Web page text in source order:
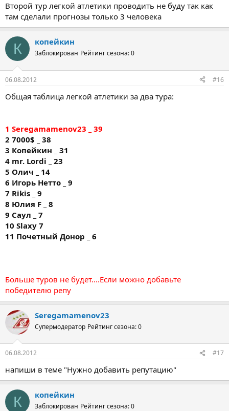
Второй тур легкой атлетики проводить не буду так как
там сделали прогнозы только 3 человека
К копейкин
Заблокирован Рейтинг сезона: 0
06.08.2012 #16
Общая таблица легкой атлетики за два тура:
1 Seregamamenov23 _ 39
2 7000$ _ 38
3 Копейкин _ 31
4 mr. Lordi _ 23
5 Олич _ 14
6 Игорь Нетто _ 9
7 Rikis _ 9
8 Юлия F _ 8
9 Саул _ 7
10 Slaxy 7
11 Почетный Донор _ 6
Больше туров не будет....Если можно добавьте
победителю репу
Seregamamenov23
Супермодератор Рейтинг сезона: 0
06.08.2012 #17
напиши в теме "Нужно добавить репутацию"
К копейкин
Заблокирован Рейтинг сезона: 0